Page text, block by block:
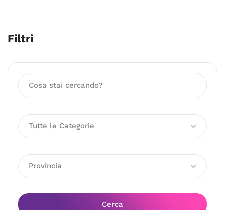
Filtri
Tutte le Categorie
Provincia
Cerca